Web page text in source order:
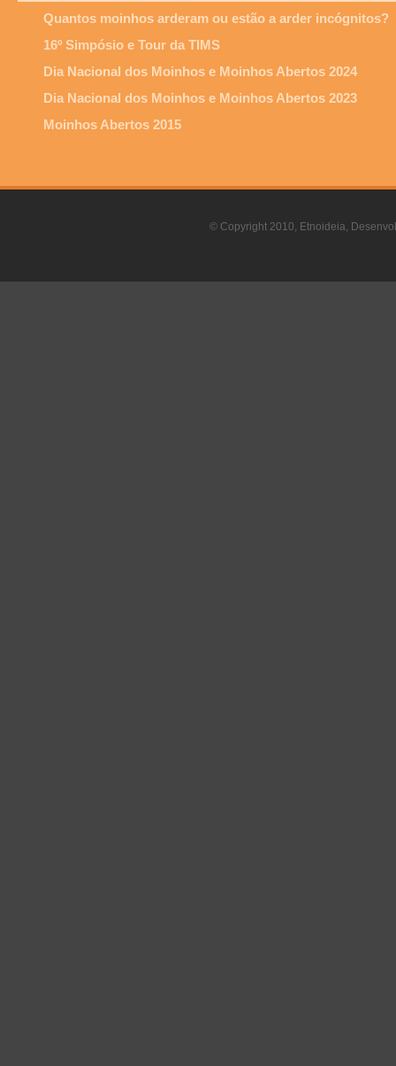
Quantos moinhos arderam ou estão a arder incógnitos?
16º Simpósio e Tour da TIMS
Dia Nacional dos Moinhos e Moinhos Abertos 2024
Dia Nacional dos Moinhos e Moinhos Abertos 2023
Moinhos Abertos 2015
© Copyright 2010, Etnoideia,